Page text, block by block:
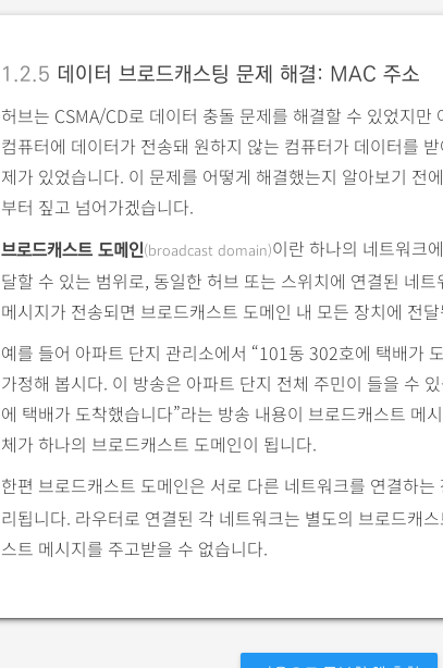
o
s
1.2.5 데이터 브로드캐스팅 문제 해결: MAC 주소
허브는 CSMA/CD로 데이터 충돌 문제를 해결할 수 있었지만
컴퓨터에 데이터가 전송돼 원하지 않는 컴퓨터가 데이터를
제가 있었습니다. 이 문제를 어떻게 해결했는지 알아보기 전
부터 짚고 넘어가겠습니다.
브로드캐스트 도메인(broadcast domain)이란 하나의 네트워크
달할 수 있는 범위로, 동일한 허브 또는 스위치에 연결된 네
메시지가 전송되면 브로드캐스트 도메인 내 모든 장치에 전
예를 들어 아파트 단지 관리소에서 “101동 302호에 택배가
가정해 봅시다. 이 방송은 아파트 단지 전체 주민이 들을 수
에 택배가 도착했습니다”라는 방송 내용이 브로드캐스트 메
체가 하나의 브로드캐스트 도메인이 됩니다.
한편 브로드캐스트 도메인은 서로 다른 네트워크를 연결하는
리됩니다. 라우터로 연결된 각 네트워크는 별도의 브로드캐
스트 메시지를 주고받을 수 없습니다.